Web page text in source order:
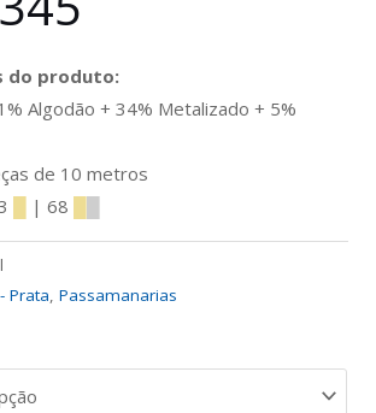
do produto:
Algodão + 34% Metalizado + 5%
de 10 metros
| 68
Prata,Passamanarias